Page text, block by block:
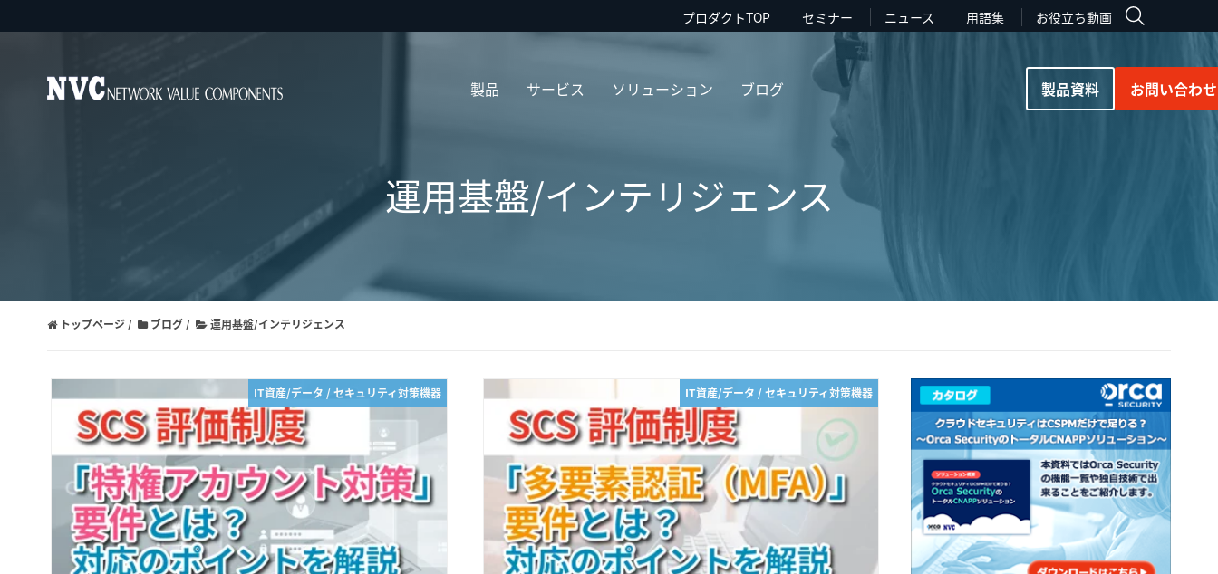
プロダクトTOP セミナー ニュース 用語集 お役立ち動画
製品 サービス ソリューション ブログ 製品資料 お問い合わせ
運用基盤/インテリジェンス
トップページ ブログ 運用基盤/インテリジェンス
IT資産/データ / セキュリティ対策機器 IT資産/データ / セキュリティ対策機器